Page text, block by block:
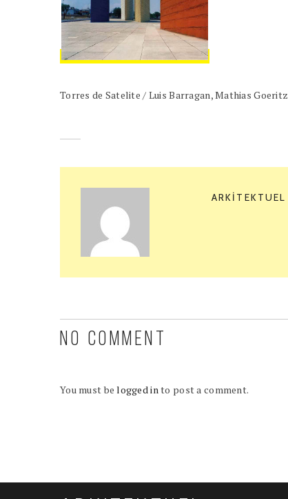
Torres de Satelite / Luis Barragan, Mathias Goeritz
ARKITEKTUEL
NO COMMENT
You must belogged into post a comment.